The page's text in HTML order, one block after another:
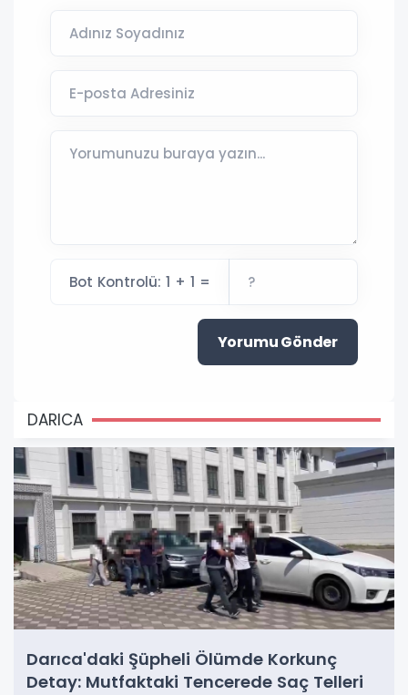
Bot Kontrolü: 1 + 1 =
Yorumu Gönder
DARICA
Darıca'daki Şüpheli Ölümde Korkunç
Detay: Mutfaktaki Tencerede Saç Telleri